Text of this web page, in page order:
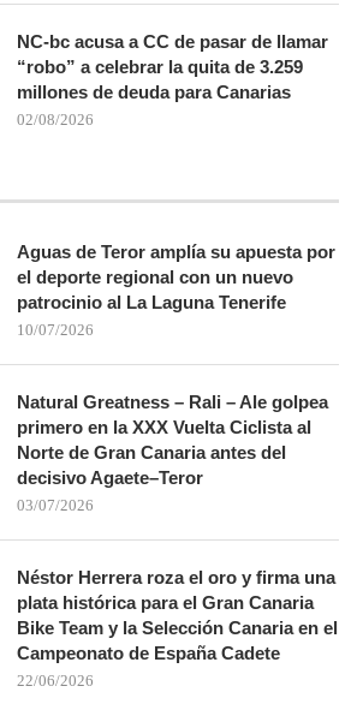
NC-bc acusa a CC de pasar de llamar
“robo” a celebrar la quita de 3.259
millones de deuda para Canarias
02/08/2026
Aguas de Teror amplía su apuesta por
el deporte regional con un nuevo
patrocinio al La Laguna Tenerife
10/07/2026
Natural Greatness – Rali – Ale golpea
primero en la XXX Vuelta Ciclista al
Norte de Gran Canaria antes del
decisivo Agaete–Teror
03/07/2026
Néstor Herrera roza el oro y firma una
plata histórica para el Gran Canaria
Bike Team y la Selección Canaria en el
Campeonato de España Cadete
22/06/2026